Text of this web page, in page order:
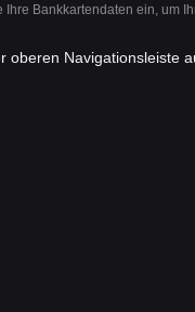
Ihre Bankkartendaten ein, um
oberen Navigationsleiste